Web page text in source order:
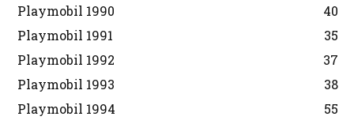
Playmobil 1990
40
Playmobil 1991
35
Playmobil 1992
37
Playmobil 1993
38
Playmobil 1994
55